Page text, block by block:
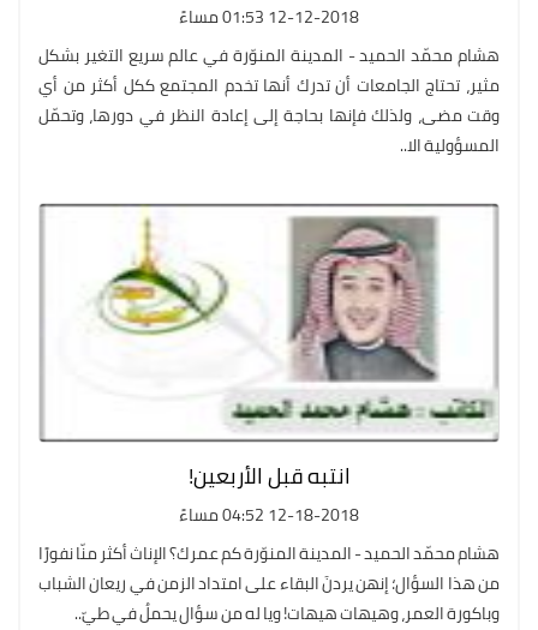
12-12-2018 01:53 مساءً
هشام محمّد الحميد - المدينة المنوّرة في عالم سريع التغير بشكل
مثير، تحتاج الجامعات أن تدرك أنها تخدم المجتمع ككل أكثر من أي
وقت مضى، ولذلك فإنها بحاجة إلى إعادة النظر في دورها، وتحمّل
المسؤولية الا..
انتبه قبل الأربعين!
12-18-2018 04:52 مساءً
هشام محمّد الحميد - المدينة المنوّرة كم عمرك؟ الإناث أكثر منّا نفورًا
من هذا السؤال؛ إنهن يردنَ البقاء على امتداد الزمن في ريعان الشباب
وباكورة العمر، وهيهات هيهات! ويا له من سؤال يحملُ في طيّ..